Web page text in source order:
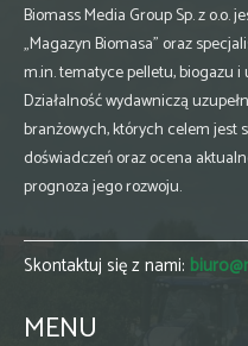
Biomass Media Group Sp. z o.o.
„Magazyn Biomasa” oraz
m.in. tematyce pelletu, biogazu
Działalność wydawniczą
branżowych, których celem jest
doświadczeń oraz ocena
prognoza jego rozwoju.
Skontaktuj się z nami:
MENU